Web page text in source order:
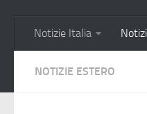
Notizie Italia
NOTIZIE ESTERO